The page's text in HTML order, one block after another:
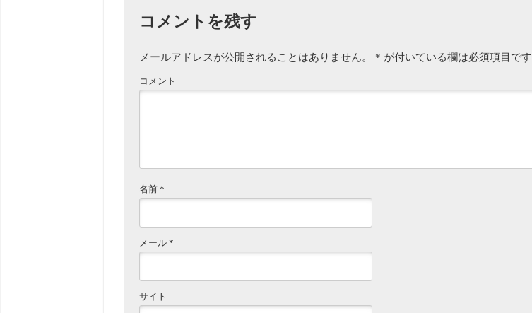
コメントを残す
メールアドレスが公開されることはありません。 * が付いている欄は必須項目です
コメント
名前 *
メール *
サイト